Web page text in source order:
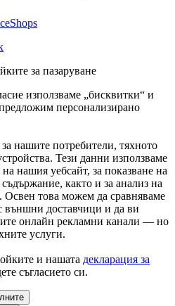
за пазаруване
използваме „бисквитки“ и
персонализирано
нашите потребители, тяхното
Тези данни използваме
нашия уебсайт, за показване на
както и за анализ на
Освен това можем да сравняваме
доставчици и да ви
онлайн рекламни канали — но
услуги.
и нашата декларация за
съгласието си.